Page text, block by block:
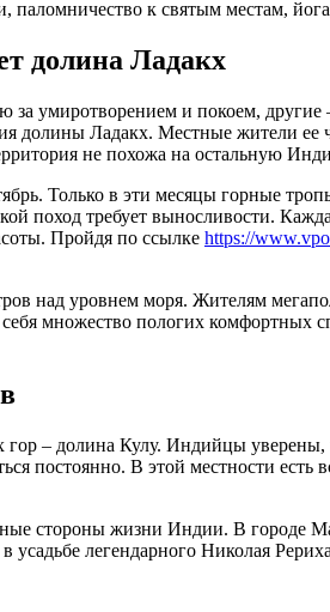
паломничество к святым местам,
долина Ладакх
за умиротворением и покоем,
долины Ладакх. Местные жители
не похожа на остальную
Только в эти месяцы горные
поход требует выносливости.
Пройдя по ссылке https://
над уровнем моря. Жителям
множество пологих комфортных
– долина Кулу. Индийцы
постоянно. В этой местности есть
стороны жизни Индии. В городе
усадьбе легендарного Николая